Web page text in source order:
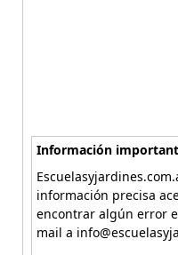
Información
información precisa
encontrar algún error
mail a